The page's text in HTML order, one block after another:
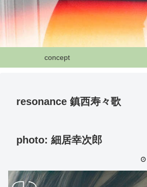
concept
resonance 鎮西寿々歌
photo: 細居幸次郎